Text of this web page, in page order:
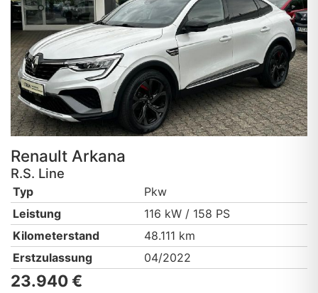
Renault Arkana
R.S. Line
Typ
Pkw
Leistung
116 kW / 158 PS
Kilometerstand
48.111 km
Erstzulassung
04/2022
23.940 €